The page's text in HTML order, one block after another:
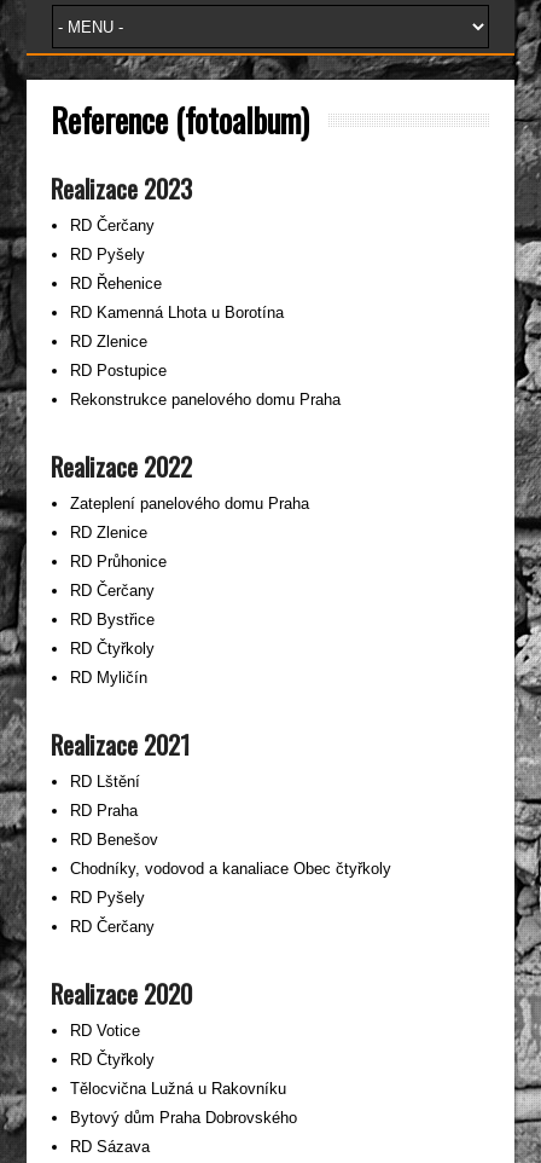
Reference (fotoalbum)
Realizace 2023
RD Čerčany
RD Pyšely
RD Řehenice
RD Kamenná Lhota u Borotína
RD Zlenice
RD Postupice
Rekonstrukce panelového domu Praha
Realizace 2022
Zateplení panelového domu Praha
RD Zlenice
RD Průhonice
RD Čerčany
RD Bystřice
RD Čtyřkoly
RD Myličín
Realizace 2021
RD Lštění
RD Praha
RD Benešov
Chodníky, vodovod a kanaliace Obec čtyřkoly
RD Pyšely
RD Čerčany
Realizace 2020
RD Votice
RD Čtyřkoly
Tělocvična Lužná u Rakovníku
Bytový dům Praha Dobrovského
RD Sázava